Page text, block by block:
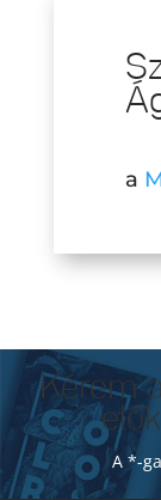
a
Kérem
A *-